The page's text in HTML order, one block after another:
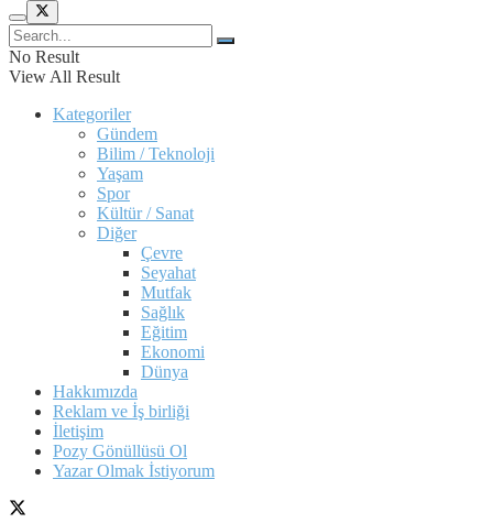
No Result
View All Result
Kategoriler
Gündem
Bilim / Teknoloji
Yaşam
Spor
Kültür / Sanat
Diğer
Çevre
Seyahat
Mutfak
Sağlık
Eğitim
Ekonomi
Dünya
Hakkımızda
Reklam ve İş birliği
İletişim
Pozy Gönüllüsü Ol
Yazar Olmak İstiyorum